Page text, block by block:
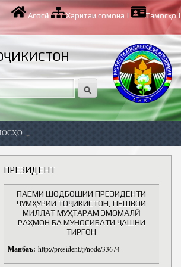
Асосӣ| Харитаи сомона | Тамосҳо|
ПРЕЗИДЕНТ
ПАЁМИ ШОДБОШИИ ПРЕЗИДЕНТИ
ҶУМҲУРИИ ТОҶИКИСТОН, ПЕШВОИ
МИЛЛАТ МУҲТАРАМ ЭМОМАЛӢ
РАҲМОН БА МУНОСИБАТИ ҶАШНИ
ТИРГОН
Манбаъ: http://president.tj/node/33674